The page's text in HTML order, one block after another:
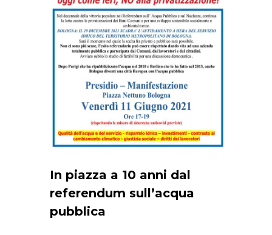
In piazza a 10 anni dal
referendum sull’acqua
pubblica